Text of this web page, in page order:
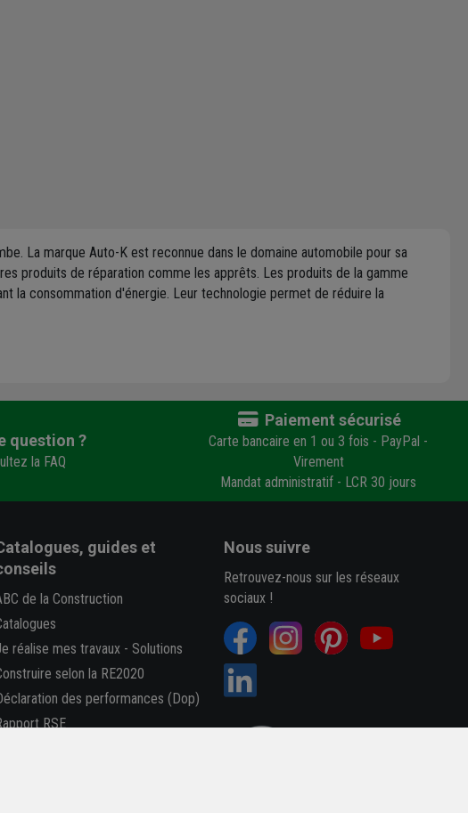
La marque Auto-K est reconnue dans le domaine automobile pour sa
produits de réparation comme les apprêts. Les produits de la gamme
la consommation d'énergie. Leur technologie permet de réduire la
question ?
la FAQ
Paiement sécurisé
Carte bancaire en 1 ou 3 fois - PayPal -
Virement
Mandat administratif - LCR 30 jours
guides et
de la Construction
réalise mes travaux- Solutions
selon la RE2020
des performances (Dop)
RSE
Nous suivre
Retrouvez-nous sur les réseaux
sociaux !